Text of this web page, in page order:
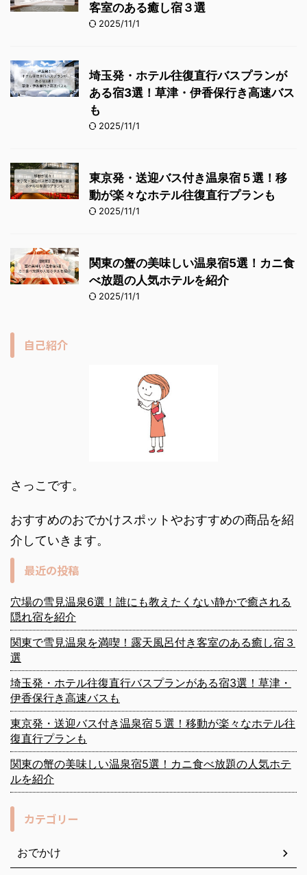
客室のある癒し宿３選
2025/11/1
埼玉発・ホテル往復直行バスプランが
ある宿3選！草津・伊香保行き高速バス
も
2025/11/1
東京発・送迎バス付き温泉宿５選！移
動が楽々なホテル往復直行プランも
2025/11/1
関東の蟹の美味しい温泉宿5選！カニ食
べ放題の人気ホテルを紹介
2025/11/1
自己紹介
さっこです。
おすすめのおでかけスポットやおすすめの商品を紹
介していきます。
最近の投稿
穴場の雪見温泉6選！誰にも教えたくない静かで癒される
隠れ宿を紹介
関東で雪見温泉を満喫！露天風呂付き客室のある癒し宿３
選
埼玉発・ホテル往復直行バスプランがある宿3選！草津・
伊香保行き高速バスも
東京発・送迎バス付き温泉宿５選！移動が楽々なホテル往
復直行プランも
関東の蟹の美味しい温泉宿5選！カニ食べ放題の人気ホテ
ルを紹介
カテゴリー
おでかけ